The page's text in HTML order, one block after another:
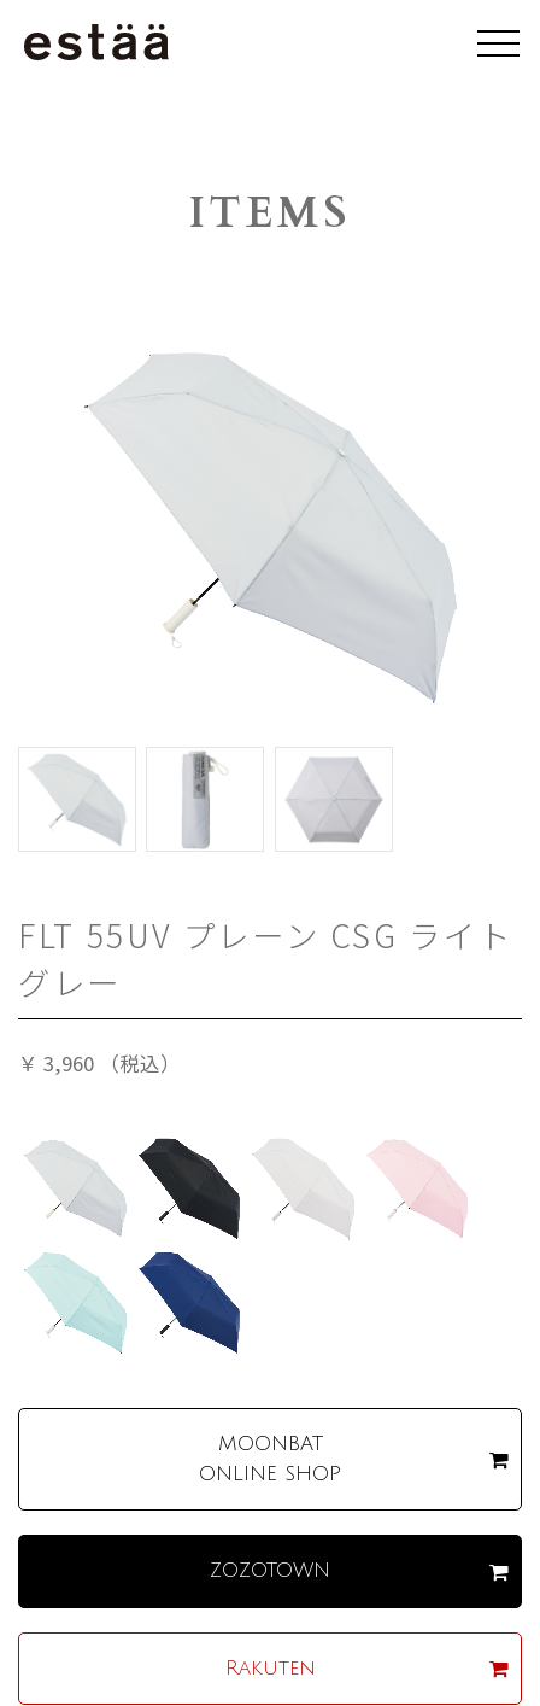
ITEMS
FLT 55UV プレーン CSG ライト
グレー
￥ 3,960 （税込）
MOONBAT
ONLINE SHOP
ZOZOTOWN
Rakuten